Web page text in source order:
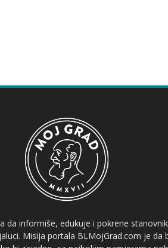
informiše, edukuje i pokrene
Misija portala BLMojGrad.com je da